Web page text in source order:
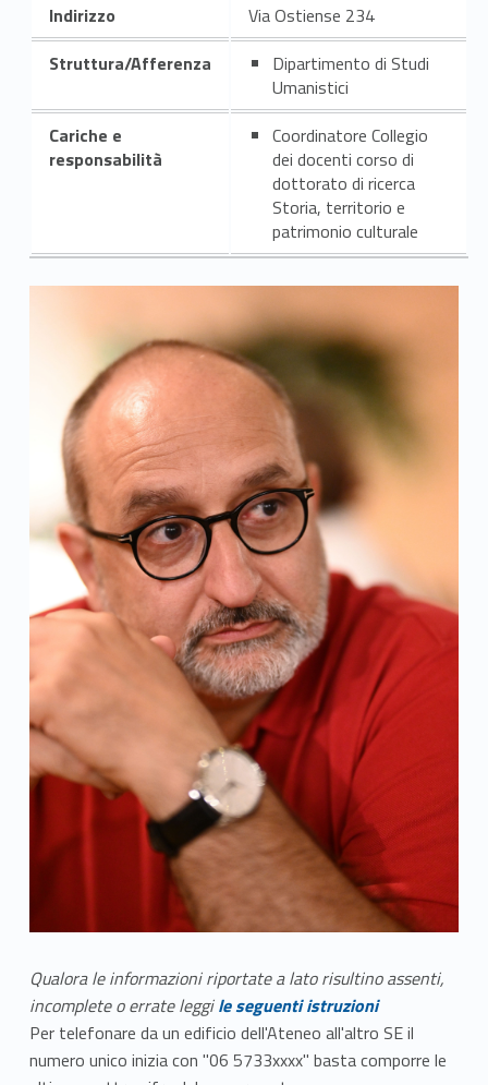
Indirizzo
Via Ostiense 234
Struttura/Afferenza
Dipartimento di Studi
Umanistici
Cariche e
responsabilità
Coordinatore Collegio
dei docenti corso di
dottorato di ricerca
Storia, territorio e
patrimonio culturale
Qualora le informazioni riportate a lato risultino assenti,
incomplete o errate leggile seguenti istruzioni
Per telefonare da un edificio dell'Ateneo all'altro SE il
numero unico inizia con "06 5733xxxx" basta comporre le